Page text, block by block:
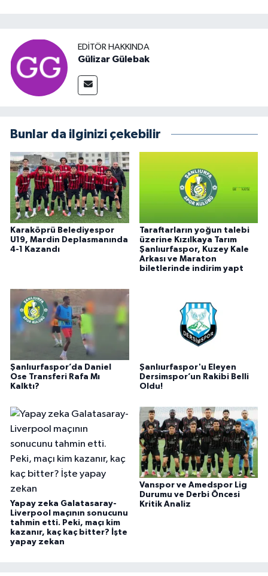
EDITÖR HAKKINDA
Gülizar Gülebak
Bunlar da ilginizi çekebilir
Karaköprü Belediyespor
U19, Mardin Deplasmanında
4-1 Kazandı
Taraftarların yoğun talebi
üzerine Kızılkaya Tarım
Şanlıurfaspor, Kuzey Kale
Arkası ve Maraton
biletlerinde indirim yapt
Şanlıurfaspor’da Daniel
Ose Transferi Rafa Mı
Kalktı?
Şanlıurfaspor'u Eleyen
Dersimspor’un Rakibi Belli
Oldu!
Yapay zeka Galatasaray-
Liverpool maçının sonucunu
tahmin etti. Peki, maçı kim
kazanır, kaç kaç bitter? İşte
yapay zekan
Vanspor ve Amedspor Lig
Durumu ve Derbi Öncesi
Kritik Analiz